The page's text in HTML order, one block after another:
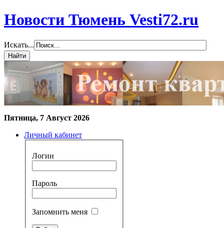
Новости Тюмень Vesti72.ru
Искать...
Пятница, 7 Август 2026
Личный кабинет
Логин
Пароль
Запомнить меня